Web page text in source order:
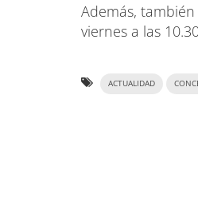
Además,
viernes a las
ACTUALIDAD